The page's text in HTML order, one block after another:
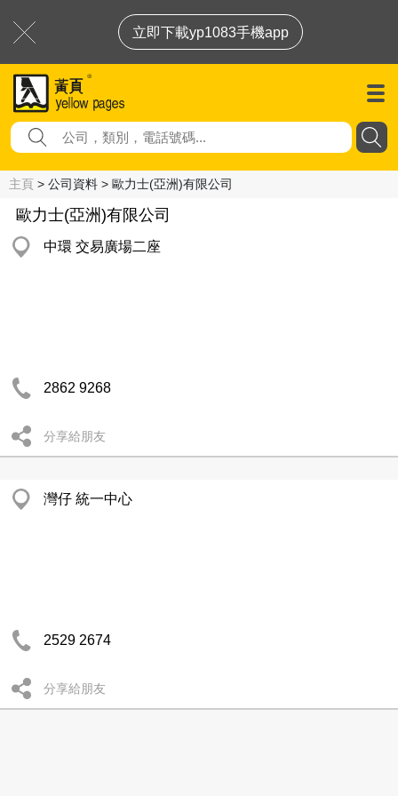
立即下載yp1083手機app
主頁 > 公司資料 > 歐力士(亞洲)有限公司
歐力士(亞洲)有限公司
中環 交易廣場二座
2862 9268
分享給朋友
灣仔 統一中心
2529 2674
分享給朋友